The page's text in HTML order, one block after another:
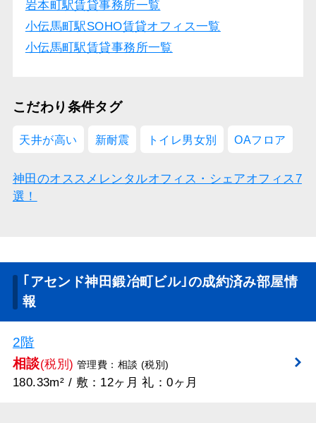
岩本町駅賃貸事務所一覧
小伝馬町駅SOHO賃貸オフィス一覧
小伝馬町駅賃貸事務所一覧
こだわり条件タグ
天井が高い 新耐震 トイレ男女別 OAフロア
神田のオススメレンタルオフィス・シェアオフィス7
選！
｢アセンド神田鍛冶町ビル｣の成約済み部屋情
報
2階
相談(税別) 管理費：相談 (税別)
180.33m² / 敷：12ヶ月 礼：0ヶ月